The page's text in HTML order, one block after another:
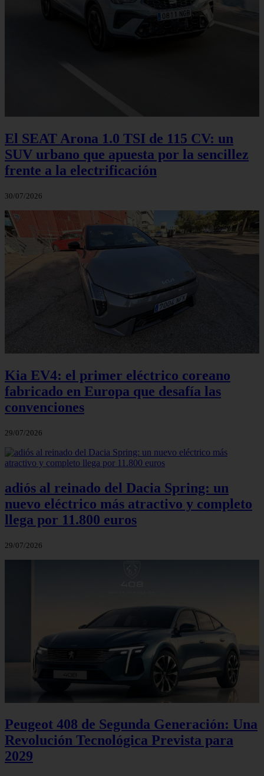
El SEAT Arona 1.0 TSI de 115 CV: un
SUV urbano que apuesta por la sencillez
frente a la electrificación
30/07/2026
Kia EV4: el primer eléctrico coreano
fabricado en Europa que desafía las
convenciones
29/07/2026
adiós al reinado del Dacia Spring: un
nuevo eléctrico más atractivo y completo
llega por 11.800 euros
29/07/2026
Peugeot 408 de Segunda Generación: Una
Revolución Tecnológica Prevista para
2029